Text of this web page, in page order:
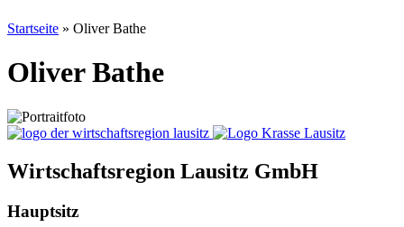
Startseite » Oliver Bathe
Oliver Bathe
Wirtschaftsregion Lausitz GmbH
Hauptsitz